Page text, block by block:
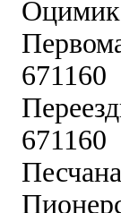
671160
671160